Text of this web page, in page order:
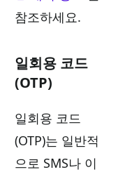
참조하세요.
일회용 코드
(OTP)
일회용 코드
(OTP)는 일반적
으로 SMS나 이